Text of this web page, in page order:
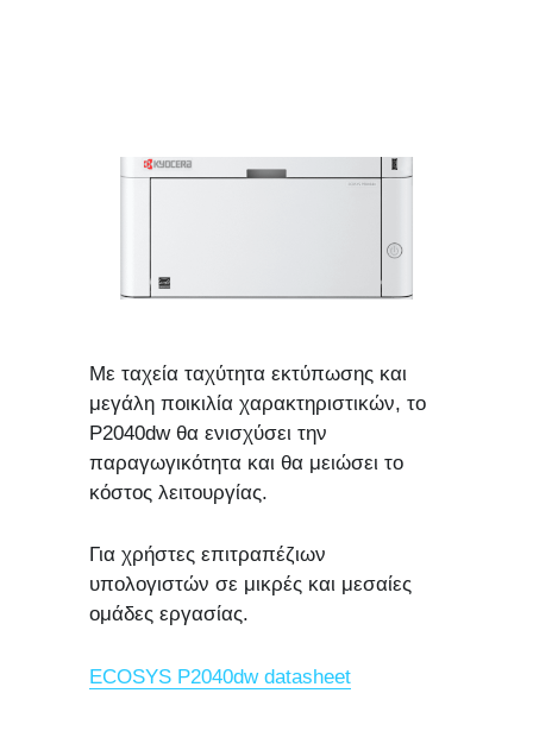
Με ταχεία ταχύτητα εκτύπωσης και
μεγάλη ποικιλία χαρακτηριστικών, το
P2040dw θα ενισχύσει την
παραγωγικότητα και θα μειώσει το
κόστος λειτουργίας.
Για χρήστες επιτραπέζιων
υπολογιστών σε μικρές και μεσαίες
ομάδες εργασίας.
ECOSYS P2040dw datasheet